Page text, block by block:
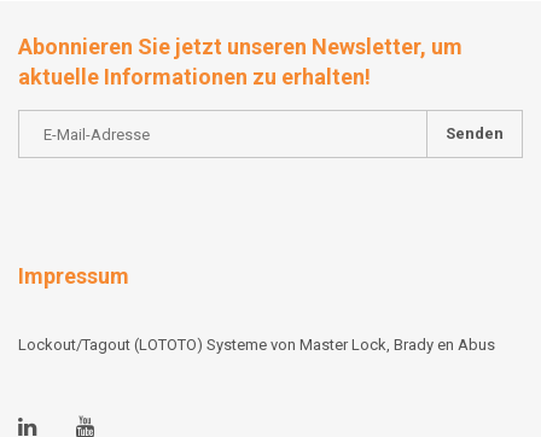
Abonnieren Sie jetzt unseren Newsletter, um
aktuelle Informationen zu erhalten!
Senden
Impressum
Lockout/Tagout (LOTOTO) Systeme von Master Lock, Brady en Abus